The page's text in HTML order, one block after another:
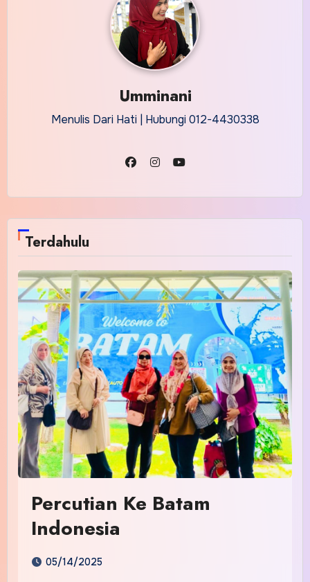
Umminani
Menulis Dari Hati | Hubungi 012-4430338
Terdahulu
Percutian Ke Batam
Indonesia
05/14/2025